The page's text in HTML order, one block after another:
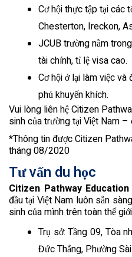
Cơ hội thực tập tại các
Chesterton, Ireckon,
JCUB trường nằm
tài chính, tỉ lệ visa cao.
Cơ hội ở lại làm việc
phủ khuyến khích.
Vui lòng liên hệ Citizen
sinh của trường tại Việt Nam –
*Thông tin được Citizen
tháng 08/2020
Tư vấn du học
Citizen Pathway Education
đầu tại Việt Nam luôn sẵn
sinh của mình trên toàn thế giới
Trụ sở: Tầng 09, Tòa
Đức Thắng, Phường